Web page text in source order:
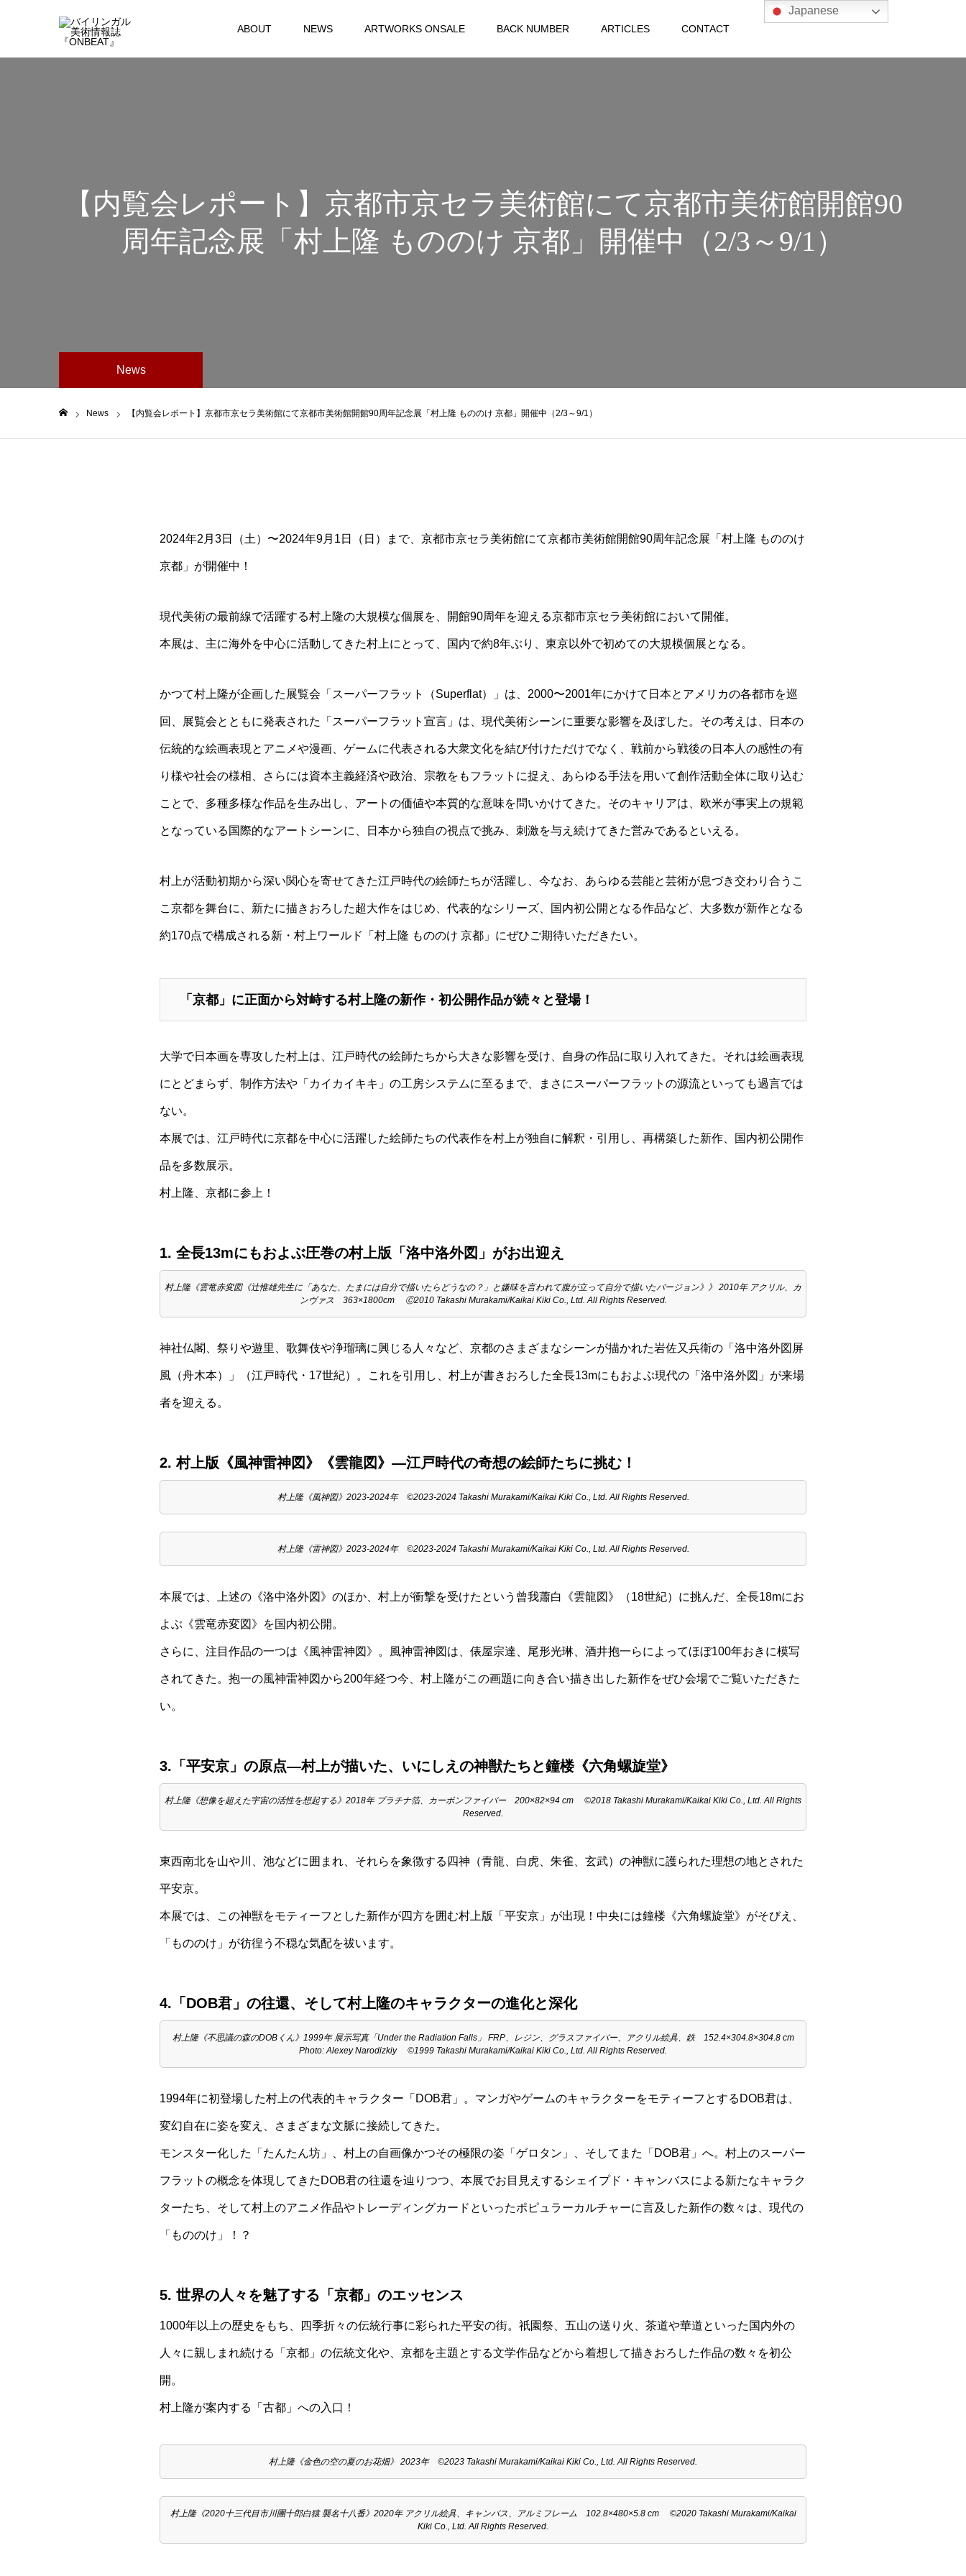
ABOUT NEWS ARTWORKS ONSALE BACK NUMBER ARTICLES CONTACT
【内覧会レポート】京都市京セラ美術館にて京都市美術館開館90
周年記念展「村上隆 もののけ 京都」開催中（2/3～9/1）
News
News 【内覧会レポート】京都市京セラ美術館にて京都市美術館開館90周年記念展「村上隆 もののけ 京都」開催中（2/3～9/1）
2024年2月3日（土）〜2024年9月1日（日）まで、京都市京セラ美術館にて京都市美術館開館90周年記念展「村上隆 もののけ
京都」が開催中！
現代美術の最前線で活躍する村上隆の大規模な個展を、開館90周年を迎える京都市京セラ美術館において開催。
本展は、主に海外を中心に活動してきた村上にとって、国内で約8年ぶり、東京以外で初めての大規模個展となる。
かつて村上隆が企画した展覧会「スーパーフラット（Superflat）」は、2000〜2001年にかけて日本とアメリカの各都市を巡
回、展覧会とともに発表された「スーパーフラット宣言」は、現代美術シーンに重要な影響を及ぼした。その考えは、日本の
伝統的な絵画表現とアニメや漫画、ゲームに代表される大衆文化を結び付けただけでなく、戦前から戦後の日本人の感性の有
り様や社会の様相、さらには資本主義経済や政治、宗教をもフラットに捉え、あらゆる手法を用いて創作活動全体に取り込む
ことで、多種多様な作品を生み出し、アートの価値や本質的な意味を問いかけてきた。そのキャリアは、欧米が事実上の規範
となっている国際的なアートシーンに、日本から独自の視点で挑み、刺激を与え続けてきた営みであるといえる。
村上が活動初期から深い関心を寄せてきた江戸時代の絵師たちが活躍し、今なお、あらゆる芸能と芸術が息づき交わり合うこ
こ京都を舞台に、新たに描きおろした超大作をはじめ、代表的なシリーズ、国内初公開となる作品など、大多数が新作となる
約170点で構成される新・村上ワールド「村上隆 もののけ 京都」にぜひご期待いただきたい。
「京都」に正面から対峙する村上隆の新作・初公開作品が続々と登場！
大学で日本画を専攻した村上は、江戸時代の絵師たちから大きな影響を受け、自身の作品に取り入れてきた。それは絵画表現
にとどまらず、制作方法や「カイカイキキ」の工房システムに至るまで、まさにスーパーフラットの源流といっても過言では
ない。
本展では、江戸時代に京都を中心に活躍した絵師たちの代表作を村上が独自に解釈・引用し、再構築した新作、国内初公開作
品を多数展示。
村上隆、京都に参上！
1. 全長13mにもおよぶ圧巻の村上版「洛中洛外図」がお出迎え
村上隆《雲竜赤変図《辻惟雄先生に「あなた、たまには自分で描いたらどうなの？」と嫌味を言われて腹が立って自分で描いたバージョン》》 2010年 アクリル、カ
ンヴァス 363×1800cm Ⓒ2010 Takashi Murakami/Kaikai Kiki Co., Ltd. All Rights Reserved.
神社仏閣、祭りや遊里、歌舞伎や浄瑠璃に興じる人々など、京都のさまざまなシーンが描かれた岩佐又兵衛の「洛中洛外図屏
風（舟木本）」（江戸時代・17世紀）。これを引用し、村上が書きおろした全長13mにもおよぶ現代の「洛中洛外図」が来場
者を迎える。
2. 村上版《風神雷神図》《雲龍図》―江戸時代の奇想の絵師たちに挑む！
村上隆《風神図》2023-2024年 ©2023-2024 Takashi Murakami/Kaikai Kiki Co., Ltd. All Rights Reserved.
村上隆《雷神図》2023-2024年 ©2023-2024 Takashi Murakami/Kaikai Kiki Co., Ltd. All Rights Reserved.
本展では、上述の《洛中洛外図》のほか、村上が衝撃を受けたという曾我蕭白《雲龍図》（18世紀）に挑んだ、全長18mにお
よぶ《雲竜赤変図》を国内初公開。
さらに、注目作品の一つは《風神雷神図》。風神雷神図は、俵屋宗達、尾形光琳、酒井抱一らによってほぼ100年おきに模写
されてきた。抱一の風神雷神図から200年経つ今、村上隆がこの画題に向き合い描き出した新作をぜひ会場でご覧いただきた
い。
3.「平安京」の原点―村上が描いた、いにしえの神獣たちと鐘楼《六角螺旋堂》
村上隆《想像を超えた宇宙の活性を想起する》2018年 プラチナ箔、カーボンファイバー 200×82×94 cm ©︎2018 Takashi Murakami/Kaikai Kiki Co., Ltd. All Rights
Reserved.
東西南北を山や川、池などに囲まれ、それらを象徴する四神（青龍、白虎、朱雀、玄武）の神獣に護られた理想の地とされた
平安京。
本展では、この神獣をモティーフとした新作が四方を囲む村上版「平安京」が出現！中央には鐘楼《六角螺旋堂》がそびえ、
「もののけ」が彷徨う不穏な気配を祓います。
4.「DOB君」の往還、そして村上隆のキャラクターの進化と深化
村上隆《不思議の森のDOBくん》1999年 展⽰写真「Under the Radiation Falls」 FRP、レジン、グラスファイバー、アクリル絵具、鉄 152.4×304.8×304.8 cm
Photo: Alexey Narodizkiy ©1999 Takashi Murakami/Kaikai Kiki Co., Ltd. All Rights Reserved.
1994年に初登場した村上の代表的キャラクター「DOB君」。マンガやゲームのキャラクターをモティーフとするDOB君は、
変幻自在に姿を変え、さまざまな文脈に接続してきた。
モンスター化した「たんたん坊」、村上の自画像かつその極限の姿「ゲロタン」、そしてまた「DOB君」へ。村上のスーパー
フラットの概念を体現してきたDOB君の往還を辿りつつ、本展でお目見えするシェイプド・キャンバスによる新たなキャラク
ターたち、そして村上のアニメ作品やトレーディングカードといったポピュラーカルチャーに言及した新作の数々は、現代の
「もののけ」！？
5. 世界の人々を魅了する「京都」のエッセンス
1000年以上の歴史をもち、四季折々の伝統行事に彩られた平安の街。祇園祭、五山の送り火、茶道や華道といった国内外の
人々に親しまれ続ける「京都」の伝統文化や、京都を主題とする文学作品などから着想して描きおろした作品の数々を初公
開。
村上隆が案内する「古都」への入口！
村上隆《金色の空の夏のお花畑》 2023年 ©2023 Takashi Murakami/Kaikai Kiki Co., Ltd. All Rights Reserved.
村上隆《2020十三代目市川團十郎白猿 襲名十八番》2020年 アクリル絵具、キャンバス、アルミフレーム 102.8×480×5.8 cm ©2020 Takashi Murakami/Kaikai
Kiki Co., Ltd. All Rights Reserved.
Japanese